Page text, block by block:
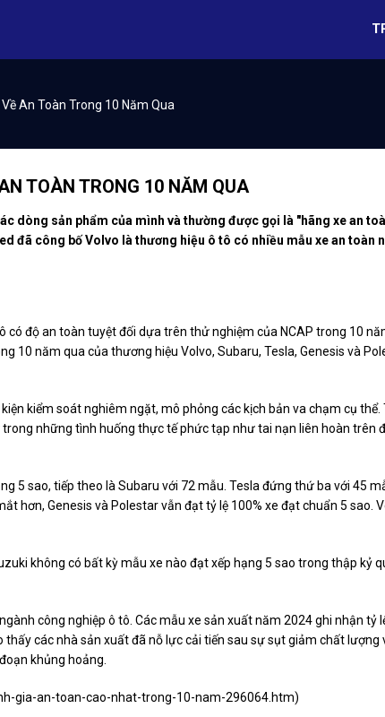
An Toàn Trong 10 Năm Qua
TOÀN TRONG 10 NĂM QUA
dòng sản phẩm của mình và thường được gọi là "hãng xe an
đã công bố Volvo là thương hiệu ô tô có nhiều mẫu xe an toàn
độ an toàn tuyệt đối dựa trên thử nghiệm của NCAP trong 10
10 năm qua của thương hiệu Volvo, Subaru, Tesla, Genesis và
kiểm soát nghiêm ngặt, mô phỏng các kịch bản va chạm cụ thể.
những tình huống thực tế phức tạp như tai nạn liên hoàn trên
5 sao, tiếp theo là Subaru với 72 mẫu. Tesla đứng thứ ba với 45
hơn, Genesis và Polestar vẫn đạt tỷ lệ 100% xe đạt chuẩn 5 sao.
không có bất kỳ mẫu xe nào đạt xếp hạng 5 sao trong thập kỷ
công nghiệp ô tô. Các mẫu xe sản xuất năm 2024 ghi nhận tỷ
các nhà sản xuất đã nỗ lực cải tiến sau sự sụt giảm chất lượng
khủng hoảng.
gia-an-toan-cao-nhat-trong-10-nam-296064.htm)